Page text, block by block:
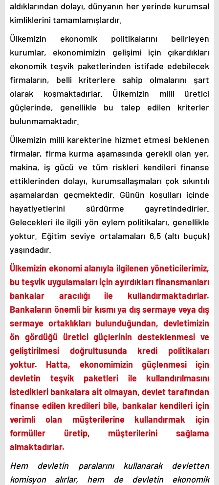
aldıklarından dolayı, dünyanın her yerinde kurumsal
kimliklerini tamamlamışlardır.
Ülkemizin ekonomik politikalarını belirleyen
kurumlar, ekonomimizin gelişimi için çıkardıkları
ekonomik teşvik paketlerinden istifade edebilecek
firmaların, belli kriterlere sahip olmalarını şart
olarak koşmaktadırlar. Ülkemizin milli üretici
güçlerinde, genellikle bu talep edilen kriterler
bulunmamaktadır.
Ülkemizin milli karekterine hizmet etmesi beklenen
firmalar, firma kurma aşamasında gerekli olan yer,
makina, iş gücü ve tüm riskleri kendileri finanse
ettiklerinden dolayı, kurumsallaşmaları çok sıkıntılı
aşamalardan geçmektedir. Günün koşulları içinde
hayatiyetlerini sürdürme gayretindedirler.
Gelecekleri ile ilgili yön eylem politikaları, genellikle
yoktur. Eğitim seviye ortalamaları 6,5 (altı buçuk)
yaşındadır.
Ülkemizin ekonomi alanıyla ilgilenen yöneticilerimiz,
bu teşvik uygulamaları için ayırdıkları finansmanları
bankalar aracılığı ile kullandırmaktadırlar.
Bankaların önemli bir kısmı ya dış sermaye veya dış
sermaye ortaklıkları bulunduğundan, devletimizin
ön gördüğü üretici güçlerinin desteklenmesi ve
geliştirilmesi doğrultusunda kredi politikaları
yoktur. Hatta, ekonomimizin güçlenmesi için
devletin teşvik paketleri ile kullandırılmasını
istedikleri bankalara ait olmayan, devlet tarafından
finanse edilen kredileri bile, bankalar kendileri için
verimli olan müşterilerine kullandırmak için
formüller üretip, müşterilerini sağlama
almaktadırlar.
Hem devletin paralarını kullanarak devletten
komisyon alırlar, hem de devletin ekonomik